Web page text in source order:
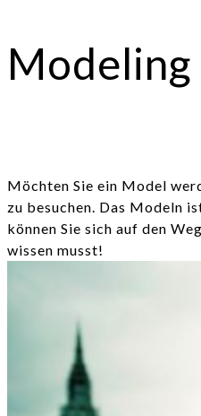
Modeling
Möchten Sie ein Model
zu besuchen. Das Modeln
können Sie sich auf den
wissen musst!